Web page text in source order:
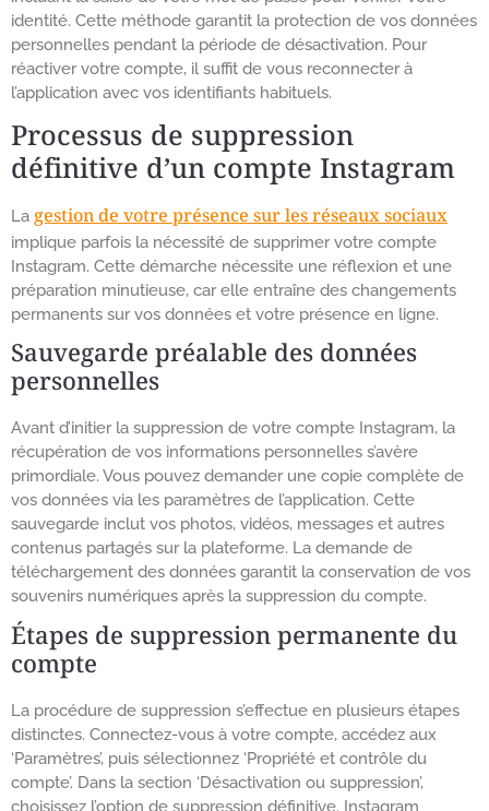
identité. Cette méthode garantit la protection de vos données
personnelles pendant la période de désactivation. Pour
réactiver votre compte, il suffit de vous reconnecter à
l’application avec vos identifiants habituels.
Processus de suppression
définitive d’un compte Instagram
La gestion de votre présence sur les réseaux sociaux
implique parfois la nécessité de supprimer votre compte
Instagram. Cette démarche nécessite une réflexion et une
préparation minutieuse, car elle entraîne des changements
permanents sur vos données et votre présence en ligne.
Sauvegarde préalable des données
personnelles
Avant d’initier la suppression de votre compte Instagram, la
récupération de vos informations personnelles s’avère
primordiale. Vous pouvez demander une copie complète de
vos données via les paramètres de l’application. Cette
sauvegarde inclut vos photos, vidéos, messages et autres
contenus partagés sur la plateforme. La demande de
téléchargement des données garantit la conservation de vos
souvenirs numériques après la suppression du compte.
Étapes de suppression permanente du
compte
La procédure de suppression s’effectue en plusieurs étapes
distinctes. Connectez-vous à votre compte, accédez aux
‘Paramètres’, puis sélectionnez ‘Propriété et contrôle du
compte’. Dans la section ‘Désactivation ou suppression’,
choisissez l’option de suppression définitive. Instagram